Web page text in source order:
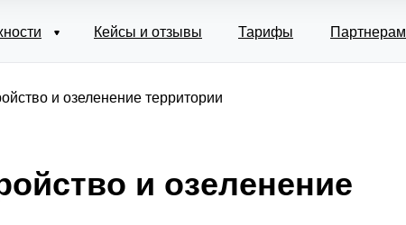
Кейсы и отзывы Тарифы Партнерам
и озеленение территории
и озеленение